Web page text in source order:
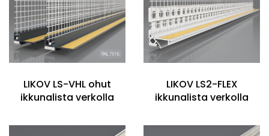
LIKOV LS-VHL ohut
ikkunalista verkolla
LIKOV LS2-FLEX
ikkunalista verkolla